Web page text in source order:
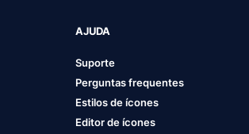
AJUDA
Suporte
Perguntas frequentes
Estilos de ícones
Editor de ícones